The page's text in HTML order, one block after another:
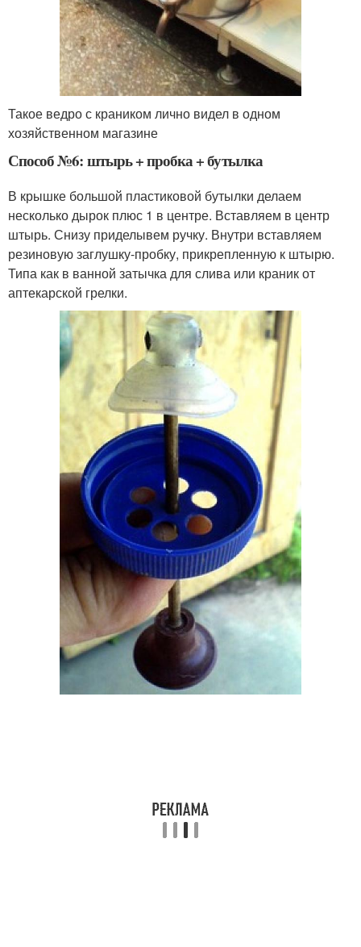
Такое ведро с краником лично видел в одном
хозяйственном магазине
Способ №6: штырь + пробка + бутылка
В крышке большой пластиковой бутылки делаем
несколько дырок плюс 1 в центре. Вставляем в центр
штырь. Снизу приделывем ручку. Внутри вставляем
резиновую заглушку-пробку, прикрепленную к штырю.
Типа как в ванной затычка для слива или краник от
аптекарской грелки.